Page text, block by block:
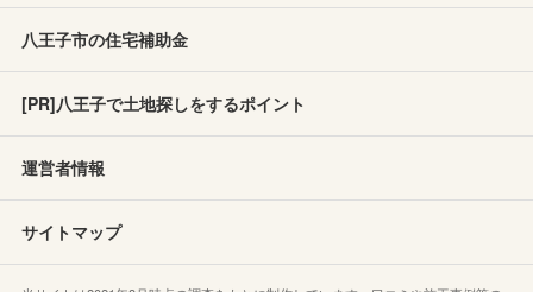
八王子市の住宅補助金
[PR]八王子で土地探しをするポイント
運営者情報
サイトマップ